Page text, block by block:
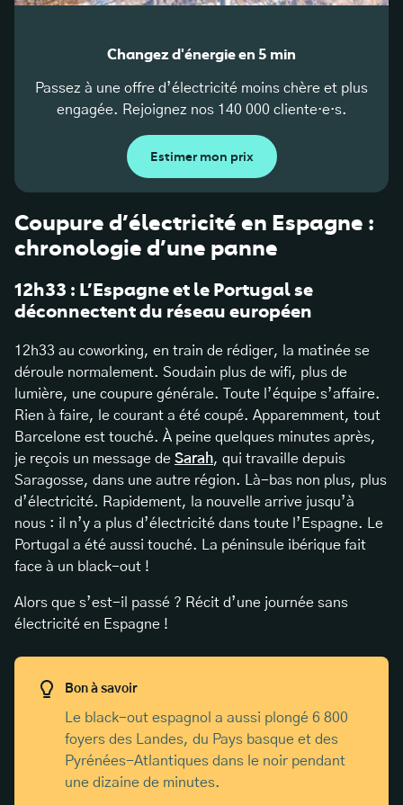
Changez d'énergie en 5 min
Passez à une offre d’électricité moins chère et plus
engagée. Rejoignez nos 140 000 cliente·e·s.
Estimer mon prix
Coupure d’électricité en Espagne :
chronologie d’une panne
12h33 : L’Espagne et le Portugal se
déconnectent du réseau européen
12h33 au coworking, en train de rédiger, la matinée se
déroule normalement. Soudain plus de wifi, plus de
lumière, une coupure générale. Toute l’équipe s’affaire.
Rien à faire, le courant a été coupé. Apparemment, tout
Barcelone est touché. À peine quelques minutes après,
je reçois un message de Sarah, qui travaille depuis
Saragosse, dans une autre région. Là-bas non plus, plus
d’électricité. Rapidement, la nouvelle arrive jusqu’à
nous : il n’y a plus d’électricité dans toute l’Espagne. Le
Portugal a été aussi touché. La péninsule ibérique fait
face à un black-out !
Alors que s’est-il passé ? Récit d’une journée sans
électricité en Espagne !
Bon à savoir
Le black-out espagnol a aussi plongé 6 800
foyers des Landes, du Pays basque et des
Pyrénées-Atlantiques dans le noir pendant
une dizaine de minutes.